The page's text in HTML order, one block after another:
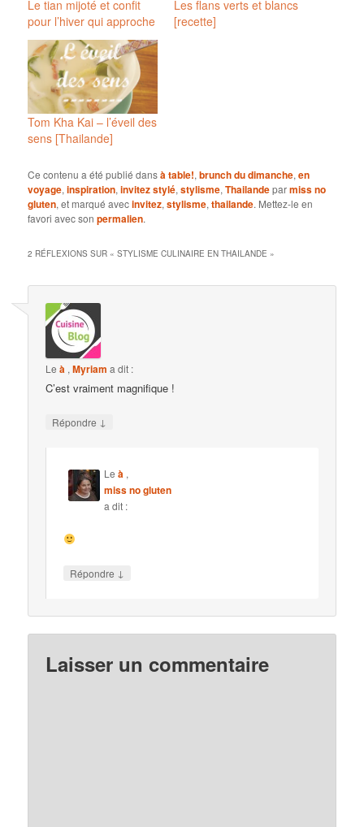
Le tian mijoté et confit
pour l’hiver qui approche
Les flans verts et blancs
[recette]
Tom Kha Kai – l’éveil des
sens [Thailande]
Ce contenu a été publié dansà table!,brunch du dimanche,en
voyage,inspiration,invitez stylé,stylisme,Thailandeparmiss no
gluten, et marqué avecinvitez,stylisme,thailande. Mettez-le en
favori avec sonpermalien.
2 RÉFLEXIONS SUR «STYLISME CULINAIRE EN THAILANDE »
Leà ,Myriam a dit :
C’est vraiment magnifique !
Répondre ↓
Leà ,
miss no gluten
a dit :
Répondre ↓
Laisser un commentaire